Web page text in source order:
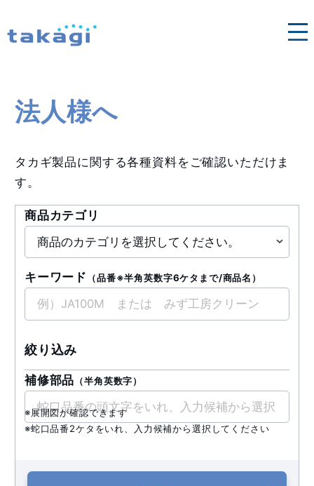
法人様へ
法人様へ
タカギ製品に関する各種資料をご確認いただけま
す。
商品カテゴリ
キーワード （品番※半角英数字6ケタまで/商品名）
絞り込み
補修部品 （半角英数字）
※展開図が確認できます
※蛇口品番2ケタをいれ、入力候補から選択してください